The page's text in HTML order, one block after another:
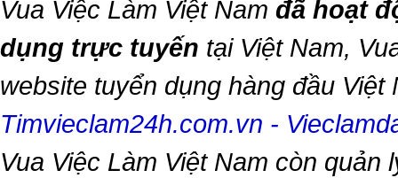
Vua Việc Làm Việt Nam đã hoạt
dụng trực tuyến tại Việt Nam,
website tuyển dụng hàng đầu
Timvieclam24h.com.vn -
Vua Việc Làm Việt Nam còn quản